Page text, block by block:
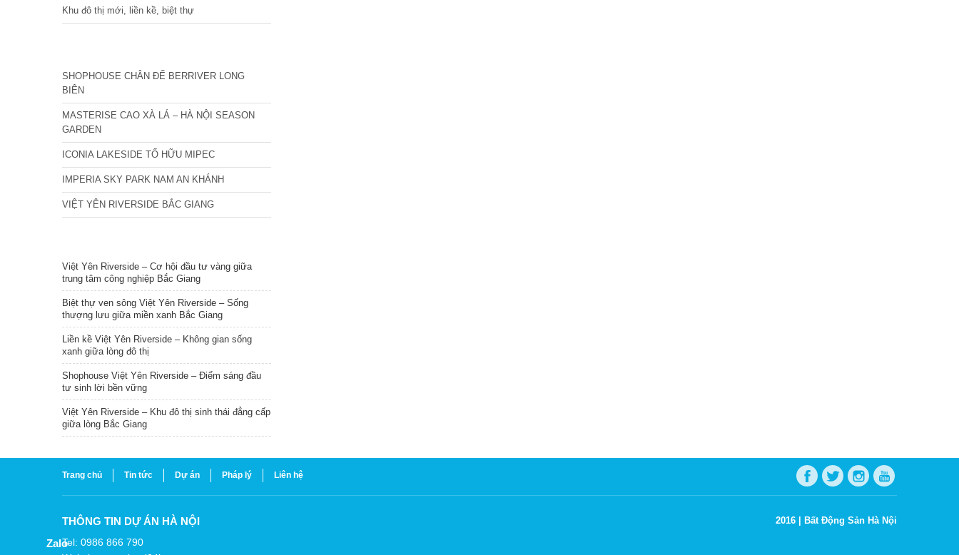
Khu đô thị mới, liền kề, biệt thự
SHOPHOUSE CHÂN ĐẾ BERRIVER LONG
BIÊN
MASTERISE CAO XÀ LÁ – HÀ NỘI SEASON
GARDEN
ICONIA LAKESIDE TỐ HỮU MIPEC
IMPERIA SKY PARK NAM AN KHÁNH
VIỆT YÊN RIVERSIDE BẮC GIANG
Việt Yên Riverside – Cơ hội đầu tư vàng giữa
trung tâm công nghiệp Bắc Giang
Biệt thự ven sông Việt Yên Riverside – Sống
thượng lưu giữa miền xanh Bắc Giang
Liền kề Việt Yên Riverside – Không gian sống
xanh giữa lòng đô thị
Shophouse Việt Yên Riverside – Điểm sáng đầu
tư sinh lời bền vững
Việt Yên Riverside – Khu đô thị sinh thái đẳng cấp
giữa lòng Bắc Giang
Trang chủ Tin tức Dự án Pháp lý Liên hệ
THÔNG TIN DỰ ÁN HÀ NỘI
Tel: 0986 866 790
2016 | Bất Động Sản Hà Nội
Zalo